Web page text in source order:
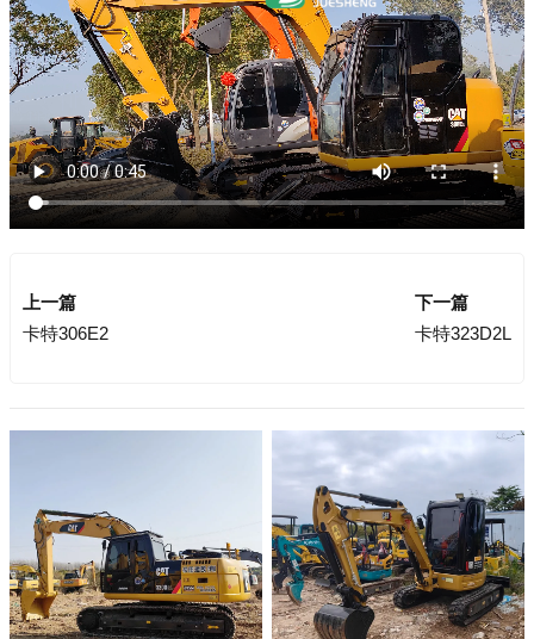
上一篇
卡特306E2
下一篇
卡特323D2L